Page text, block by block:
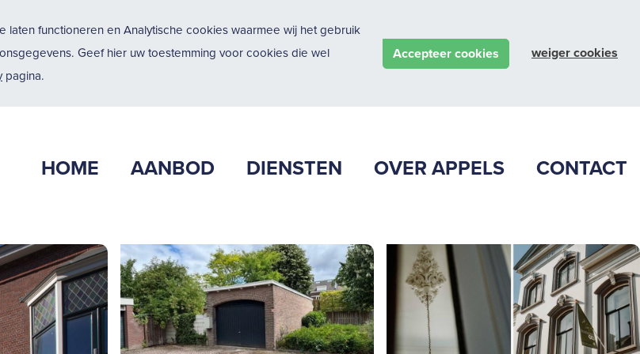
functioneren en Analytische cookies waarmee wij het gebruik
Geef hier uw toestemming voor cookies die wel
pagina.
Accepteer cookies weiger cookies
HOME AANBOD DIENSTEN OVER APPELS CONTACT